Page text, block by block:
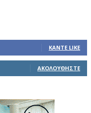
ΚΆΝΤΕ LIKE
ΑΚΟΛΟΥΘΉΣΤΕ